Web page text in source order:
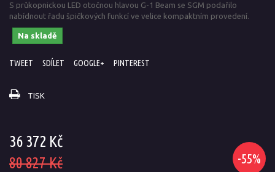
S průkopnickou LED otočnou hlavou G-1 Beam se SGM podařilo
nabídnout řadu špičkových funkcí ve velice kompaktním provedení.
Na skladě
TWEET SDÍLET GOOGLE+ PINTEREST
TISK
36 372 Kč
-55%
80 827 Kč